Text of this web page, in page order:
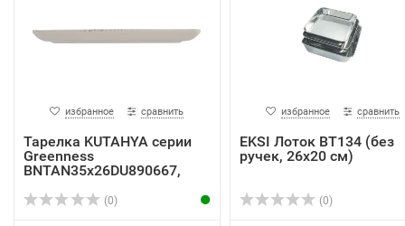
избранное сравнить
Тарелка KUTAHYA серии
Greenness
BNTAN35x26DU890667,
(0)
избранное сравнить
EKSI Лоток BT134 (без
ручек, 26х20 см)
(0)